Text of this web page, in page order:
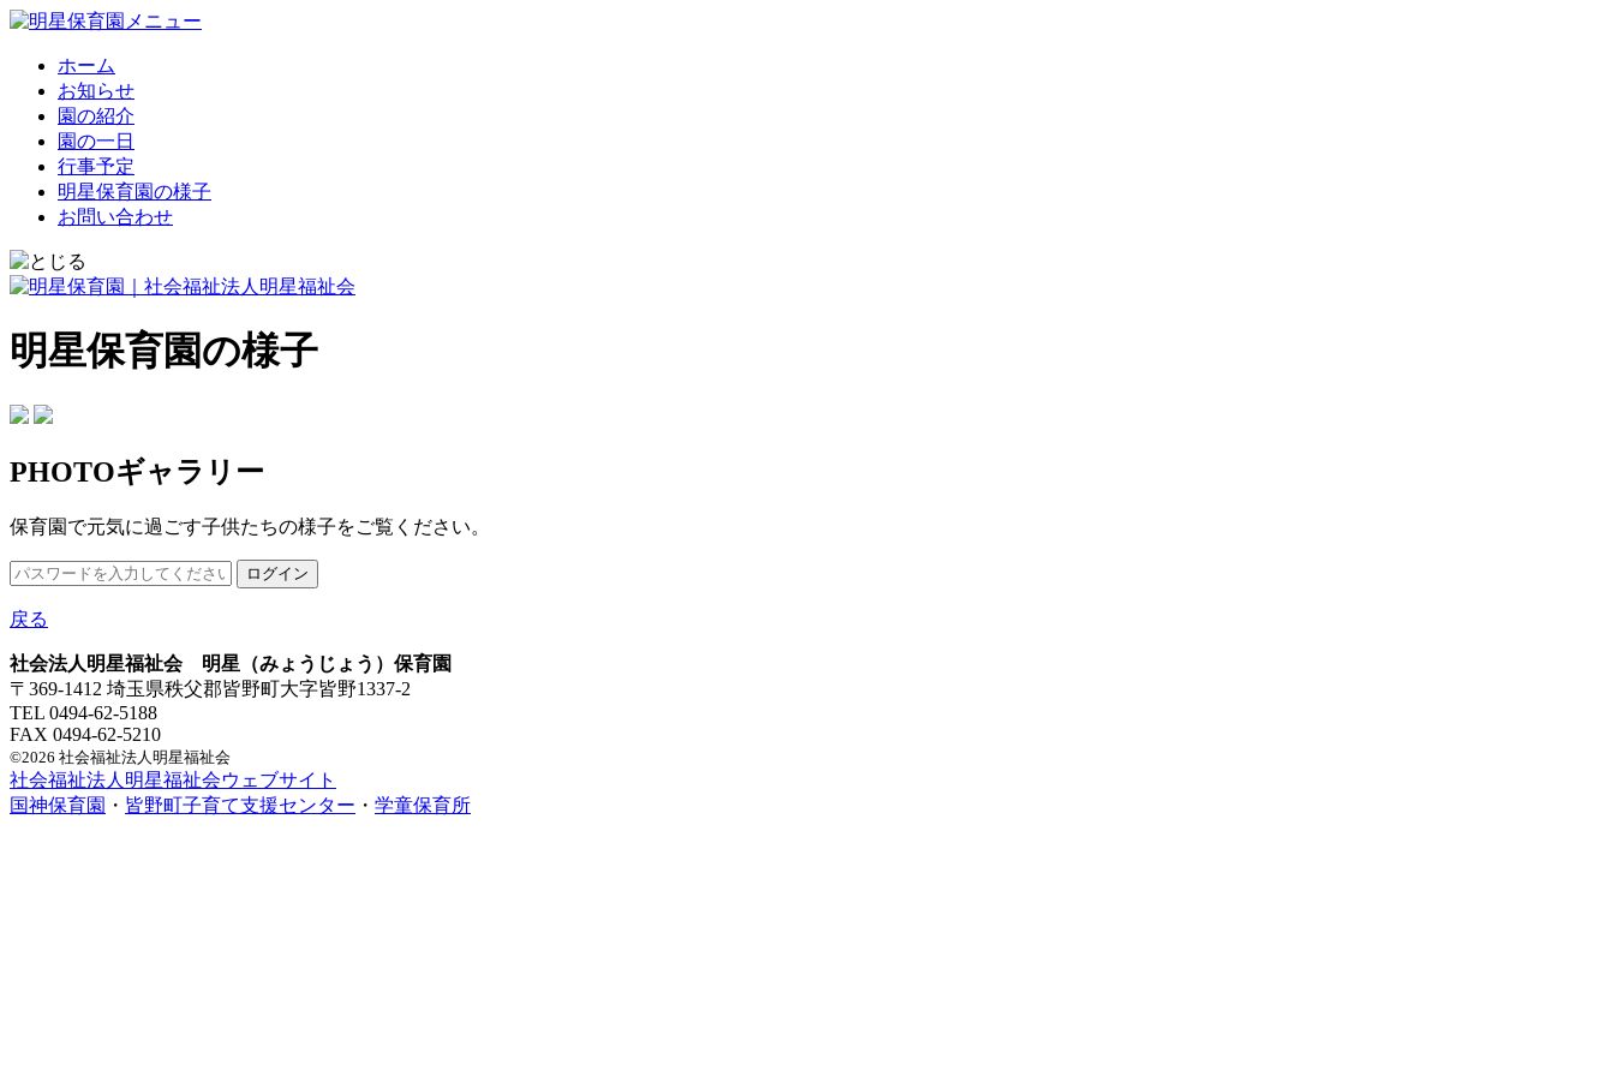
ホーム
お知らせ
園の紹介
園の一日
行事予定
明星保育園の様子
お問い合わせ
明星保育園の様子
PHOTOギャラリー
保育園で元気に過ごす子供たちの様子をご覧ください。
戻る
社会法人明星福祉会 明星（みょうじょう）保育園
〒369-1412 埼玉県秩父郡皆野町大字皆野1337-2
TEL 0494-62-5188
FAX 0494-62-5210
©2026 社会福祉法人明星福祉会
社会福祉法人明星福祉会ウェブサイト
国神保育園 ・ 皆野町子育て支援センター ・ 学童保育所